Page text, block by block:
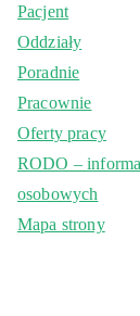
Pacjent
Oddziały
Poradnie
Pracownie
Oferty pracy
RODO –
osobowych
Mapa strony